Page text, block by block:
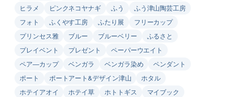
ヒラメ
ピンクネコヤナギ ふう
ふう津山陶芸工房
フォト
ふくやす工房 ふたり展
フリーカップ
プリンセス雅
ブルー ブルーベリー
ふるさと
プレイベント
プレゼント
ペーパーウエイト
ペア―カップ
ベンガラ ベンガラ染め
ペンダント
ポート
ポートアート&デザイン津山
ホタル
ホテイアオイ
ホテイ草 ホトトギス
マイブック